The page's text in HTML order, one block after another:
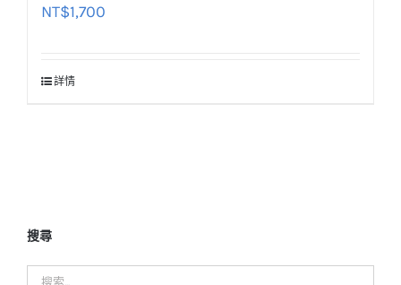
NT$1,700
詳情
搜尋